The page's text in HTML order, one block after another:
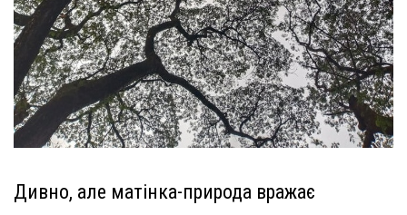
Дивно, але матінка-природа вражає